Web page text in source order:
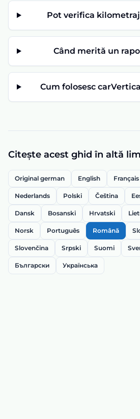
Pot verifica
Când merită un
Cum folosesc
Citește acest ghid în altă
Original german English Français
Nederlands Polski Čeština
Dansk Bosanski Hrvatski
Norsk Português Română
Slovenčina Srpski Suomi
Български Українська